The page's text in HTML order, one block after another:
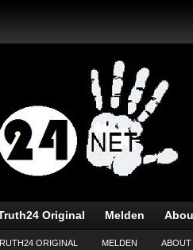
Original Melden
ORIGINAL MELDEN ABOUT